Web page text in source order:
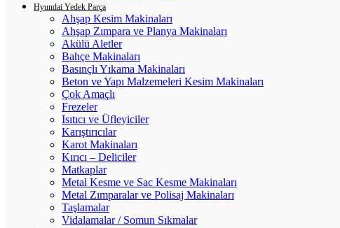
Hyundai Yedek Parça
Ahşap Kesim Makinaları
Ahşap Zımpara ve Planya Makinaları
Akülü Aletler
Bahçe Makinaları
Basınçlı Yıkama Makinaları
Beton ve Yapı Malzemeleri Kesim Makinaları
Çok Amaçlı
Frezeler
Isıtıcı ve Üfleyiciler
Karıştırıcılar
Karot Makinaları
Kırıcı – Deliciler
Matkaplar
Metal Kesme ve Sac Kesme Makinaları
Metal Zımparalar ve Polisaj Makinaları
Taşlamalar
Vidalamalar / Somun Sıkmalar